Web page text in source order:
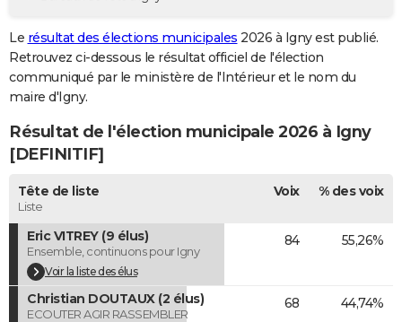
GUIDES D'ACHAT
BONS PLANS
CARTE DE VOEUX
Carte de Noël
Carte Bonne année
Carte Saint-Valentin
Carte Pâques
Carte d'anniversaire
DICTIONNAIRE
Dictionnaire
Biographies
Citations
Expressions
Proverbes
PROGRAMME TV
COPAINS D'AVANT
S'inscrire
Se connecter
Lycées
Collèges
Primaires
Universités
Entreprises
Service militaire
Avis de recherche
AVIS DE DÉCÈS
FORUM
Le résultat des élections municipales 2026 à Igny est publié.
Retrouvez ci-dessous le résultat officiel de l'élection
communiqué par le ministère de l'Intérieur et le nom du
maire d'Igny.
Résultat de l'élection municipale 2026 à Igny
[DEFINITIF]
Tête de liste
Liste
Voix % des voix
Eric VITREY (9 élus)
Ensemble, continuons pour Igny
Voir la liste des élus
84 55,26%
Christian DOUTAUX (2 élus)
ECOUTER AGIR RASSEMBLER
68 44,74%